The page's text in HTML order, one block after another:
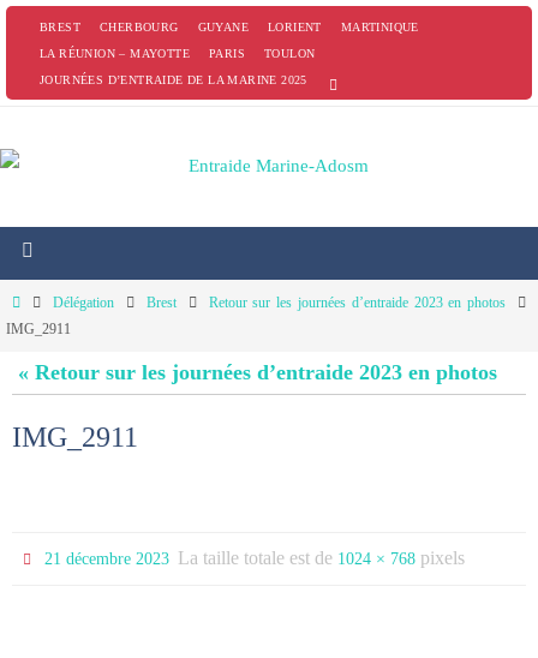
PasserBREST CHERBOURG GUYANE LORIENT
MARTINIQUE
LA RÉUNION – MAYOTTE
PARIS
TOULON
JOURNÉES D’ENTRAIDE DE LA MARINE 2025
HomeDélégation Brest
Retour sur les journées d’entraide 2023 en photos
IMG_2911
« Retour sur les journées d’entraide 2023 en photos
IMG_2911
21 décembre 2023 La taille totale est de 1024 × 768 pixels